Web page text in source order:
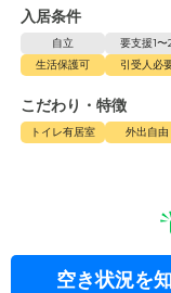
入居条件
自立 要支援1〜
生活保護可
引受人必
こだわり・特徴
トイレ有居室 外出自由
空き状況を